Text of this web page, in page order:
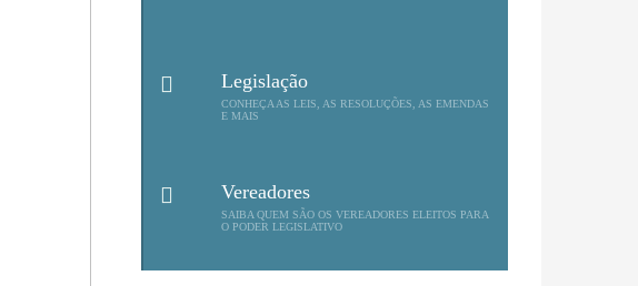
Legislação
CONHEÇA AS LEIS, AS RESOLUÇÕES, AS EMENDAS
E MAIS
Vereadores
SAIBA QUEM SÃO OS VEREADORES ELEITOS PARA
O PODER LEGISLATIVO